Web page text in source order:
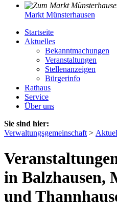
Markt Münsterhausen
Startseite
Aktuelles
Bekanntmachungen
Veranstaltungen
Stellenanzeigen
Bürgerinfo
Rathaus
Service
Über uns
Sie sind hier:
Verwaltungsgemeinschaft >
in Balzhausen,
und